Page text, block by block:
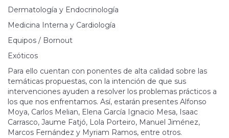
Dermatología y Endocrinología
Medicina Interna y Cardiología
Equipos / Bornout
Exóticos
Para ello cuentan con ponentes de alta calidad sobre las
temáticas propuestas, con la intención de que sus
intervenciones ayuden a resolver los problemas prácticos a
los que nos enfrentamos. Así, estarán presentes Alfonso
Moya, Carlos Melian, Elena García Ignacio Mesa, Isaac
Carrasco, Jaume Fatjó, Lola Porteiro, Manuel Jiménez,
Marcos Fernández y Myriam Ramos, entre otros.